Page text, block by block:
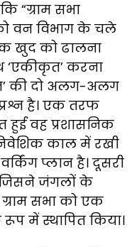
“ग्राम सभा
वन विभाग के चले
खुद को ढालना
‘एकीकृत’ करना
की दो अलग-अलग
है। एक तरफ
हुई वह प्रशासनिक
काल में रखी
प्लान है। दूसरी
जंगलों के
सभा को एक
में स्थापित किया।